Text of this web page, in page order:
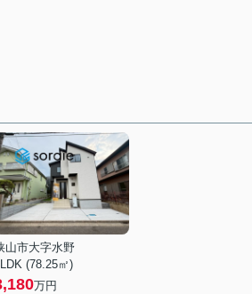
山市大字水野
(78.25㎡)
万円